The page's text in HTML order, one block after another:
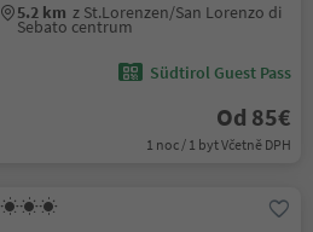
5.2 km z St.Lorenzen/San Lorenzo di
Sebato centrum
Südtirol Guest Pass
Od 85€
1 noc / 1 byt Včetně DPH